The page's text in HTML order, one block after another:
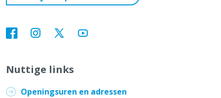
Nuttige links
Openingsuren en adressen